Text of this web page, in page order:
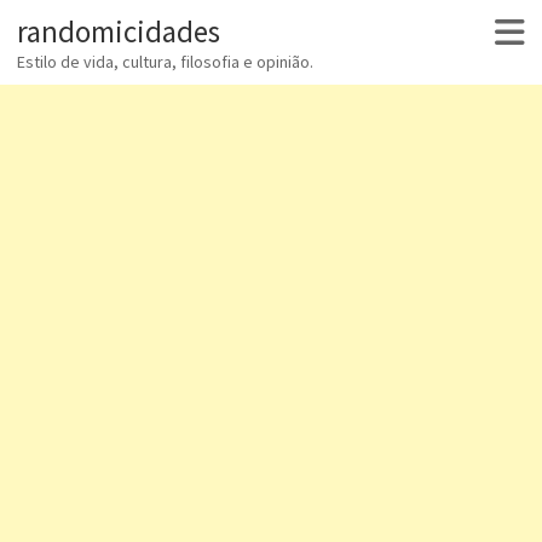
randomicidades
Estilo de vida, cultura, filosofia e opinião.